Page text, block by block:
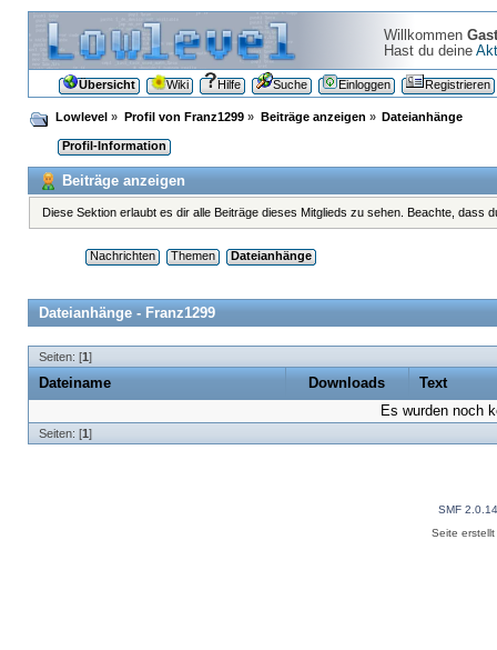
Willkommen Gast
Hast du deine
Übersicht Wiki Hilfe Suche Einloggen Registrieren
Lowlevel » Profil von Franz1299» Beiträge anzeigen » Dateianhänge
Profil-Information
Beiträge anzeigen
Diese Sektion erlaubt es dir alle Beiträge dieses Mitglieds zu sehen. Beachte,
Nachrichten Themen Dateianhänge
Dateianhänge - Franz1299
Seiten: [1]
Dateiname Downloads Text
Es wurden noch
Seiten: [1]
SMF 2.0.14
Seite